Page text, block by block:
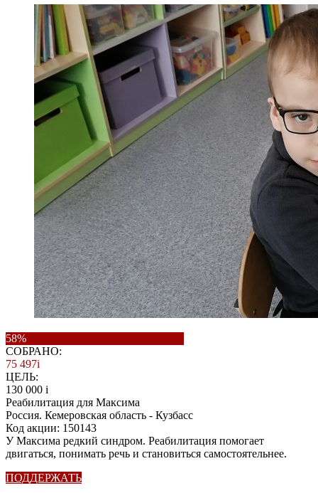
58%
СОБРАНО:
75 497i
ЦЕЛЬ:
130 000 i
Реабилитация для Максима
Россия. Кемеровская область - Кузбасс
Код акции: 150143
У Максима редкий синдром. Реабилитация помогает
двигаться, понимать речь и становиться самостоятельнее.
ПОДДЕРЖАТЬ